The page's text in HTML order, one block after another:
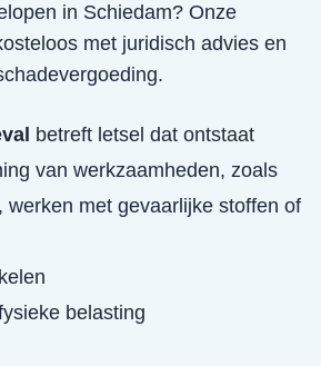
in Schiedam? Onze
met juridisch advies en
betreft letsel dat ontstaat
van werkzaamheden, zoals
werken met gevaarlijke stoffen of
belasting